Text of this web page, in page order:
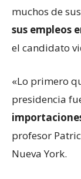
muchos de
sus empleos
el candidato
«Lo primero
presidencia
profesor
Nueva York.